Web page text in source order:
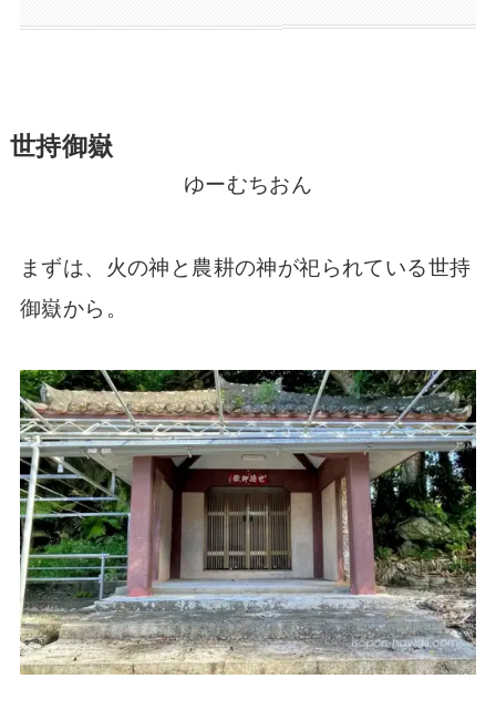
世持御嶽
ゆーむちおん
まずは、火の神と農耕の神が祀られている世持
御嶽から。